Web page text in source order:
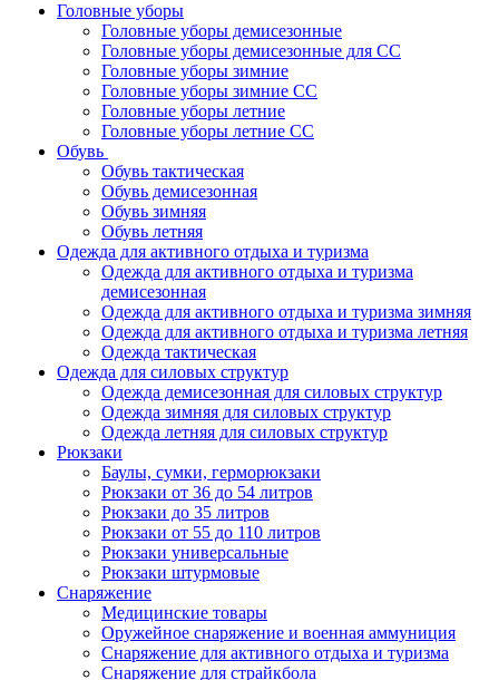
Головные уборы
Головные уборы демисезонные
Головные уборы демисезонные для СС
Головные уборы зимние
Головные уборы зимние СС
Головные уборы летние
Головные уборы летние СС
Обувь
Обувь тактическая
Обувь демисезонная
Обувь зимняя
Обувь летняя
Одежда для активного отдыха и туризма
Одежда для активного отдыха и туризма
демисезонная
Одежда для активного отдыха и туризма зимняя
Одежда для активного отдыха и туризма летняя
Одежда тактическая
Одежда для силовых структур
Одежда демисезонная для силовых структур
Одежда зимняя для силовых структур
Одежда летняя для силовых структур
Рюкзаки
Баулы, сумки, герморюкзаки
Рюкзаки от 36 до 54 литров
Рюкзаки до 35 литров
Рюкзаки от 55 до 110 литров
Рюкзаки универсальные
Рюкзаки штурмовые
Снаряжение
Медицинские товары
Оружейное снаряжение и военная аммуниция
Снаряжение для активного отдыха и туризма
Снаряжение для страйкбола